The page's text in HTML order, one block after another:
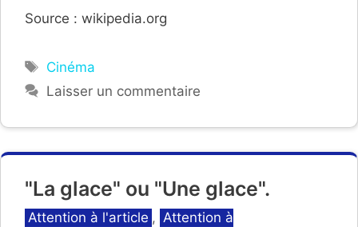
Source : wikipedia.org
Étiquettes
Cinéma
Laisser un commentaire
"La glace" ou "Une glace".
Catégories
Attention à l'article , Attention à